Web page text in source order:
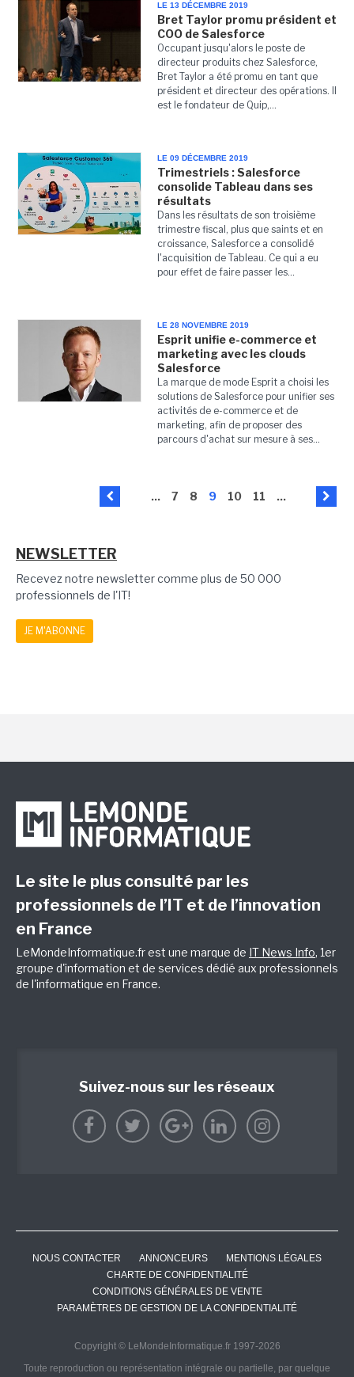
LE 13 DÉCEMBRE 2019
Bret Taylor promu président et
COO de Salesforce
Occupant jusqu'alors le poste de
directeur produits chez Salesforce,
Bret Taylor a été promu en tant que
président et directeur des opérations. Il
est le fondateur de Quip,...
LE 09 DÉCEMBRE 2019
Trimestriels : Salesforce
consolide Tableau dans ses
résultats
Dans les résultats de son troisième
trimestre fiscal, plus que saints et en
croissance, Salesforce a consolidé
l'acquisition de Tableau. Ce qui a eu
pour effet de faire passer les...
LE 28 NOVEMBRE 2019
Esprit unifie e-commerce et
marketing avec les clouds
Salesforce
La marque de mode Esprit a choisi les
solutions de Salesforce pour unifier ses
activités de e-commerce et de
marketing, afin de proposer des
parcours d'achat sur mesure à ses...
... 7 8 9 10 11 ...
NEWSLETTER
Recevez notre newsletter comme plus de 50 000
professionnels de l'IT!
JE M'ABONNE
Le site le plus consulté par les
professionnels de l’IT et de l’innovation
en France
LeMondeInformatique.fr est une marque de IT News Info, 1er
groupe d'information et de services dédié aux professionnels
de l'informatique en France.
Suivez-nous sur les réseaux
NOUS CONTACTER ANNONCEURS
MENTIONS LÉGALES
CHARTE DE CONFIDENTIALITÉ
CONDITIONS GÉNÉRALES DE VENTE
PARAMÈTRES DE GESTION DE LA CONFIDENTIALITÉ
Copyright © LeMondeInformatique.fr 1997-2026
Toute reproduction ou représentation intégrale ou partielle, par quelque